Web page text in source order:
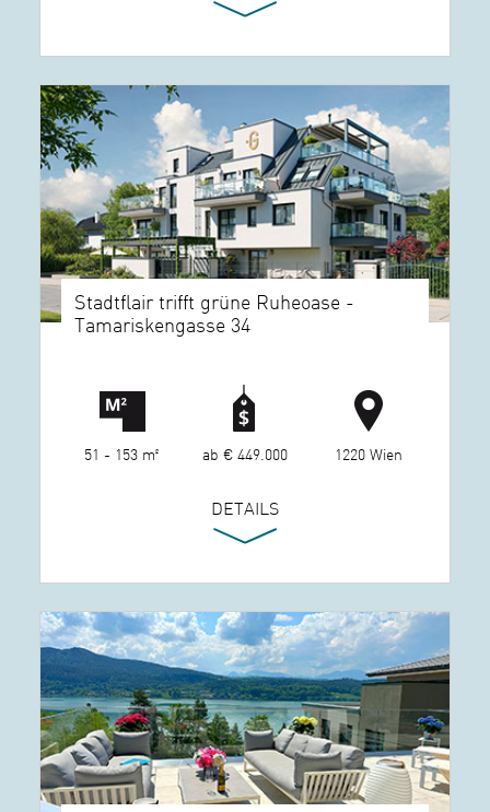
Stadtflair trifft grüne Ruheoase -
Tamariskengasse 34
51 - 153 m² ab € 449.000 1220 Wien
DETAILS